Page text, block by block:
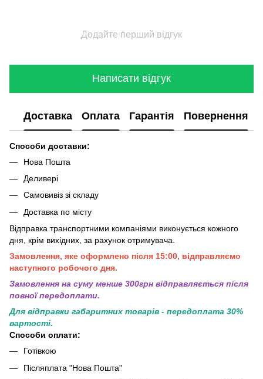
Додайте перший відгук
Написати відгук
Доставка Оплата Гарантія Повернення
Способи доставки:
Нова Пошта
Деливері
Самовивіз зі складу
Доставка по місту
Відправка транспортними компаніями виконується кожного
дня, крім вихідних, за рахунок отримувача.
Замовлення, яке оформлено після 15:00, відправляємо
наступного робочого дня.
Замовлення на суму менше 300грн вiдправляється пiсля
повної передоплати.
Для відправки габаритних товарів - передоплата 30%
вартості.
Способи оплати:
Готівкою
Післяплата "Нова Пошта"